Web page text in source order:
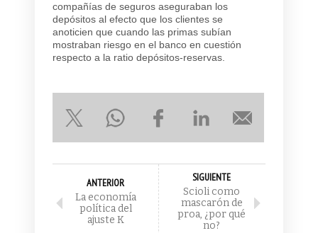
compañías de seguros aseguraban los
depósitos al efecto que los clientes se
anoticien que cuando las primas subían
mostraban riesgo en el banco en cuestión
respecto a la ratio depósitos-reservas.
ANTERIOR
La economía
política del
ajuste K
SIGUIENTE
Scioli como
mascarón de
proa, ¿por qué
no?